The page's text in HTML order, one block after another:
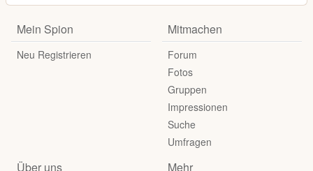
Mein Spion
Neu Registrieren
Mitmachen
Forum
Fotos
Gruppen
Impressionen
Suche
Umfragen
Über uns Mehr